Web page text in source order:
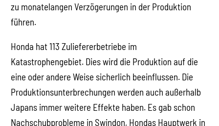
zu monatelangen Verzögerungen in der Produktion
führen.
Honda hat 113 Zuliefererbetriebe im
Katastrophengebiet. Dies wird die Produktion auf die
eine oder andere Weise sicherlich beeinflussen. Die
Produktionsunterbrechungen werden auch außerhalb
Japans immer weitere Effekte haben. Es gab schon
Nachschubprobleme in Swindon, Hondas Hauptwerk in